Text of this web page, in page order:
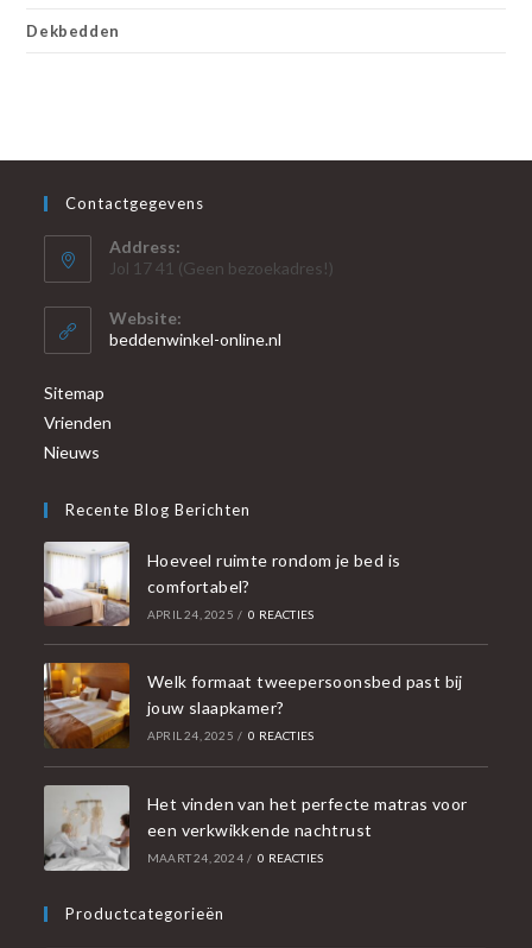
Dekbedden
Contactgegevens
Address:
Jol 17 41 (Geen bezoekadres!)
Website:
beddenwinkel-online.nl
Sitemap
Vrienden
Nieuws
Recente Blog Berichten
Hoeveel ruimte rondom je bed is
comfortabel?
APRIL 24, 2025 / 0 REACTIES
Welk formaat tweepersoonsbed past bij
jouw slaapkamer?
APRIL 24, 2025 / 0 REACTIES
Het vinden van het perfecte matras voor
een verkwikkende nachtrust
MAART 24, 2024 / 0 REACTIES
Productcategorieën